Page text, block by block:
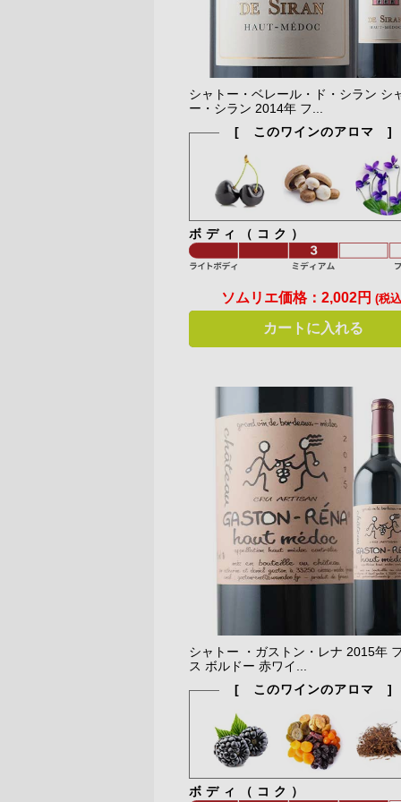
シャトー・ベレール・ド・シラン シ
ー・シラン 2014年 フ...
[ このワインのアロマ ]
ボディ（コク）
ソムリエ価格：2,002円 (税
カートに入れる
シャトー ・ガストン・レナ 2015年
ス ボルドー 赤ワイ...
[ このワインのアロマ ]
ボディ（コク）